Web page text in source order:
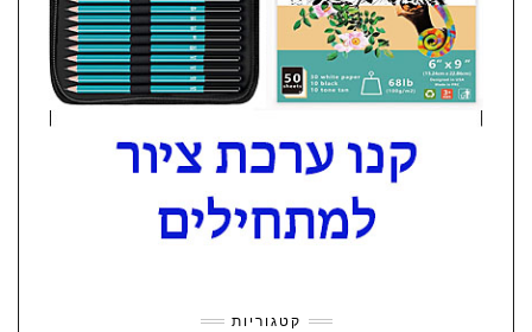
קטגוריות